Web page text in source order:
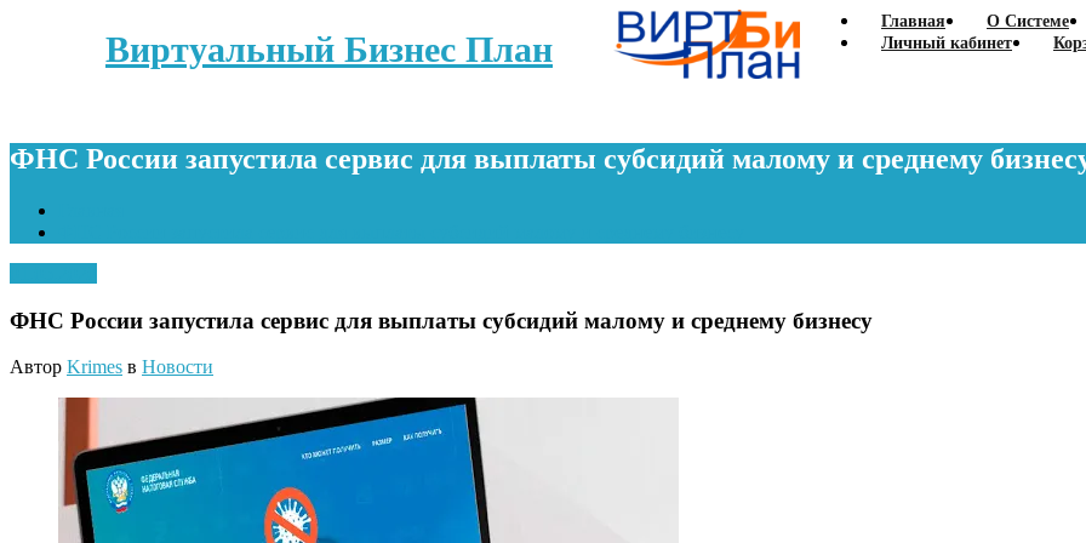
Виртуальный Бизнес План
Главная О Системе
Личный кабинет
ФНС России запустила сервис для выплаты субсидий малому и среднему
ФНС России запустила сервис для выплаты субсидий малому и среднему бизнесу
Автор Krimes в Новости